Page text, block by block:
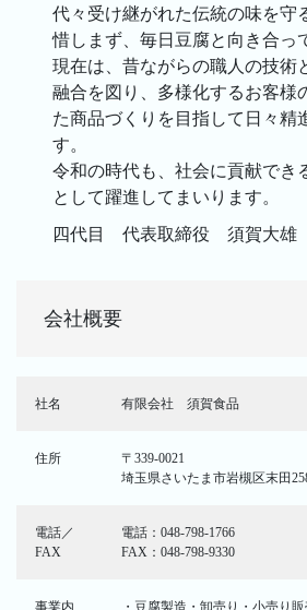
代々受け継がれた伝統の味を守
惜しまず、毎日豆腐と向き合っ
現在は、昔ながらの職人の技術
融合を図り、多様化するお客様
た商品づくりを目指して日々精
す。
令和の時代も、社会に貢献でき
として躍進してまいります。
四代目 代表取締役 須賀大雄
会社概要
社名 有限会社 須賀食品
住所
〒339-0021
埼玉県さいたま市岩槻区末田
電話／
FAX
電話：048-798-1766
FAX：048-798-9330
事業内
・豆腐製造・卸売り・小売り